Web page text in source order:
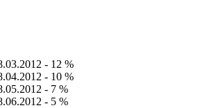
- 12 %
- 10 %
- 7 %
- 5 %